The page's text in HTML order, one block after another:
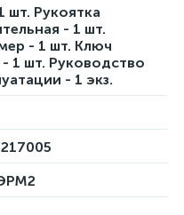
шт. Рукоятка
- 1 шт.
- 1 шт. Ключ
1 шт. Руководство
- 1 экз.